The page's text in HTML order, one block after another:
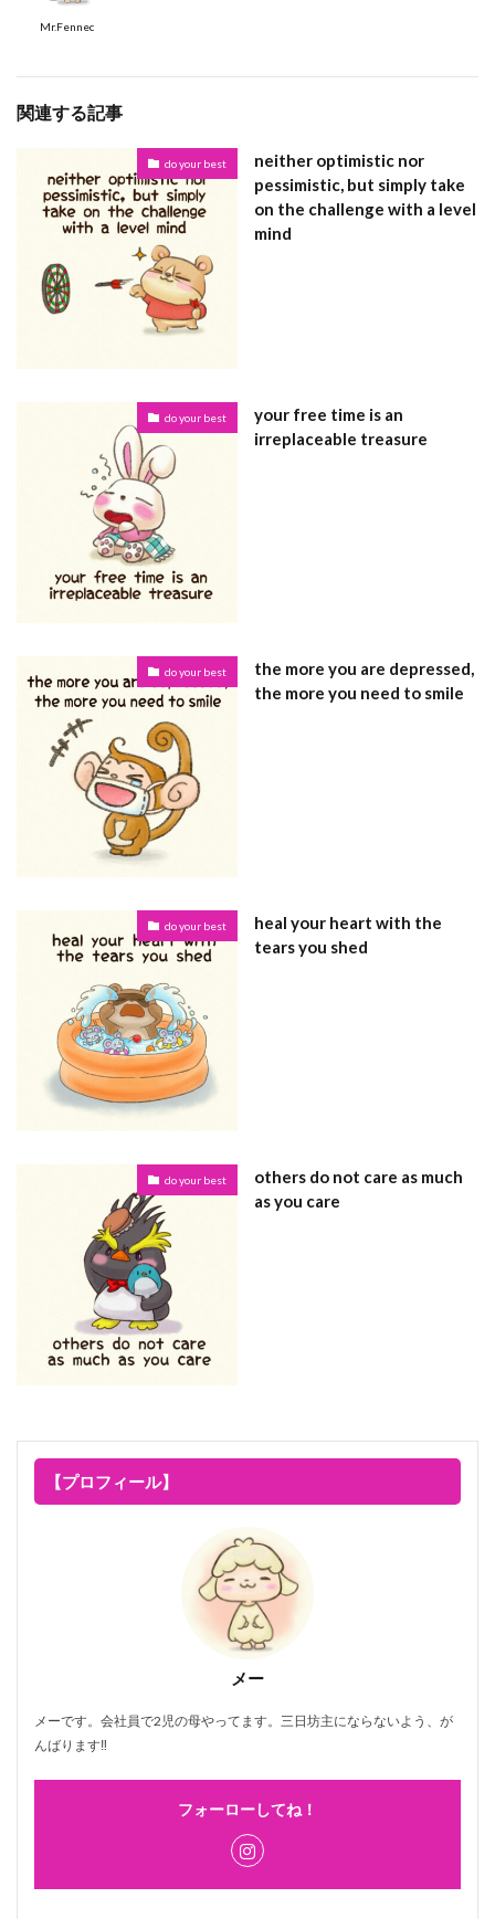
Mr.Fennec
関連する記事
do your best
neither optimistic nor
pessimistic, but simply take
on the challenge with a level
mind
do your best
your free time is an
irreplaceable treasure
do your best
the more you are depressed,
the more you need to smile
do your best
heal your heart with the
tears you shed
do your best
others do not care as much
as you care
【プロフィール】
メー
メーです。会社員で2児の母やってます。三日坊主にならないよう、が
んばります‼
フォーローしてね！